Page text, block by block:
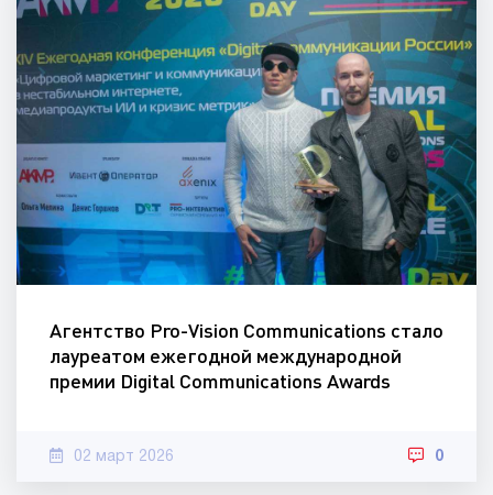
Агентство Pro-Vision Communications стало
лауреатом ежегодной международной
премии Digital Communications Awards
02 март 2026 0